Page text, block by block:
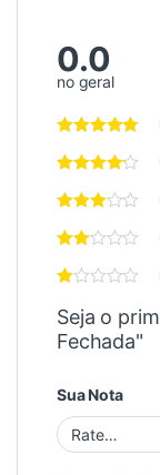
0.0
no geral
Seja o
Fechada"
Sua Nota